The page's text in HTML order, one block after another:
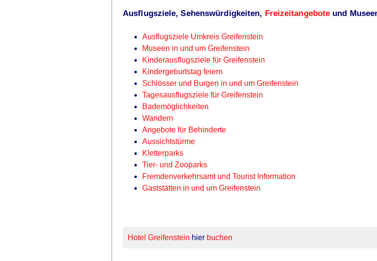
Ausflugsziele, Sehenswürdigkeiten, Freizeitangebote und
Ausflugsziele Umkreis Greifenstein
Museen in und um Greifenstein
Kinderausflugsziele für Greifenstein
Kindergeburtstag feiern
Schlösser und Burgen in und um Greifenstein
Tagesausflugsziele für Greifenstein
Bademöglichkeiten
Wandern
Angebote für Behinderte
Aussichtstürme
Kletterparks
Tier- und Zooparks
Fremdenverkehrsamt und Tourist Information
Gaststätten in und um Greifenstein
Hotel Greifenstein hier buchen